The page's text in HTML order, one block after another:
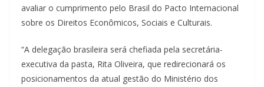
avaliar o cumprimento pelo Brasil do Pacto Internacional
sobre os Direitos Econômicos, Sociais e Culturais.
“A delegação brasileira será chefiada pela secretária-
executiva da pasta, Rita Oliveira, que redirecionará os
posicionamentos da atual gestão do Ministério dos